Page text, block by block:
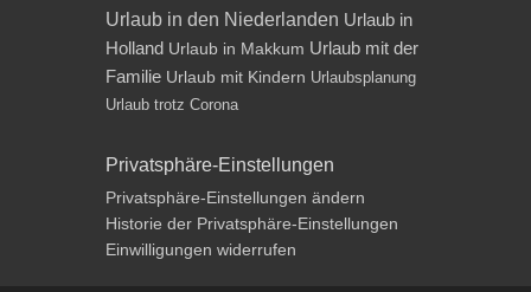
Urlaub in den Niederlanden Urlaub in
Holland Urlaub in Makkum Urlaub mit der
Familie Urlaub mit Kindern Urlaubsplanung
Urlaub trotz Corona
Privatsphäre-Einstellungen
Privatsphäre-Einstellungen ändern
Historie der Privatsphäre-Einstellungen
Einwilligungen widerrufen